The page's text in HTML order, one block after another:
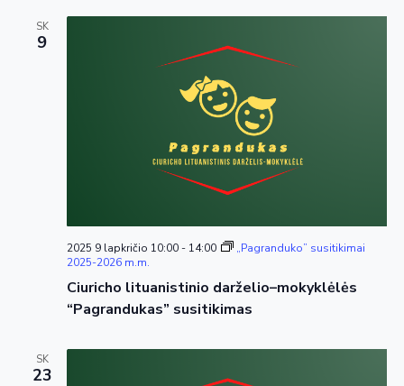
SK
9
Ciuricho lituanistinio darželio–mokyklėlės
“Pagrandukas” susitikimas
2025 9 lapkričio 10:00- 14:00
„Pagranduko” susitikimai
2025-2026 m.m.
SK
23